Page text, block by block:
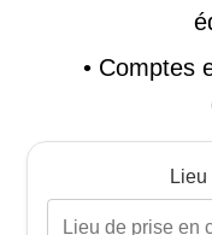
• Comptes